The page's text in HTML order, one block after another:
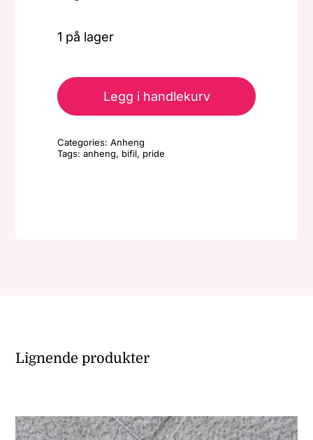
1 på lager
-
Ellipse/Rosa,
Legg i handlekurv
Categories:Anheng
Tags:anheng, bifil, pride
Lignende produkter